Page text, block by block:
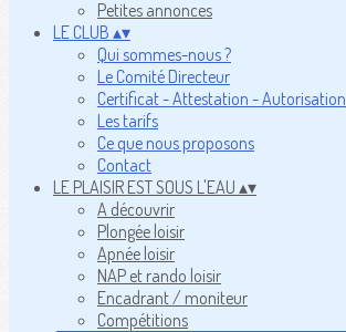
Petites annonces
LE CLUB ▴▾
Qui sommes-nous ?
Le Comité Directeur
Certificat - Attestation - Autorisation
Les tarifs
Ce que nous proposons
Contact
LE PLAISIR EST SOUS L'EAU ▴▾
A découvrir
Plongée loisir
Apnée loisir
NAP et rando loisir
Encadrant / moniteur
Compétitions